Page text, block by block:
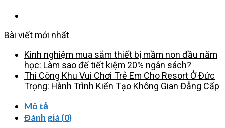
viên
ngoài
trời
đạt
chuẩn
Nông
thôn
tại
Đà
Bài viết mới nhất
Kinh nghiệm mua sắm thiết bị mầm non đầu năm
học: Làm sao để tiết kiệm 20% ngân sách?
Thi Công Khu Vui Chơi Trẻ Em Cho Resort Ở Đức
Trọng: Hành Trình Kiến Tạo Không Gian Đẳng Cấp
Mô tả
Đánh giá (0)